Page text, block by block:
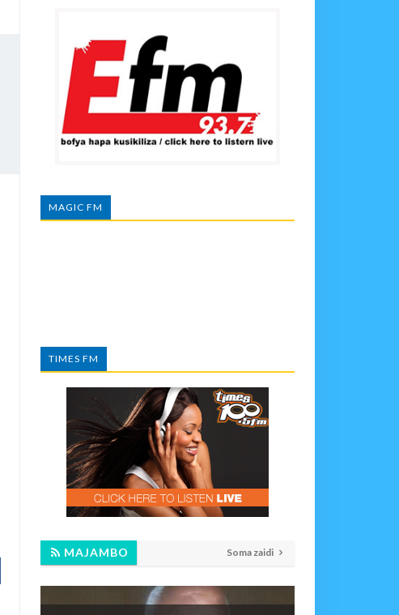
MAGIC FM
TIMES FM
MAJAMBO Soma zaidi